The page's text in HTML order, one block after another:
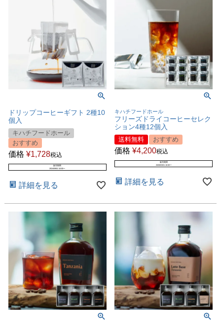
ドリップコーヒーギフト 2種10
個入
キハチフードホール
おすすめ
価格 ¥1,728税込
販売期間
2024/09/01 10:00〜
詳細を見る
キハチフードホール
フリーズドライコーヒーセレク
ション4種12個入
送料無料 おすすめ
価格 ¥4,200税込
販売期間
2026/03/01 10:00〜
詳細を見る